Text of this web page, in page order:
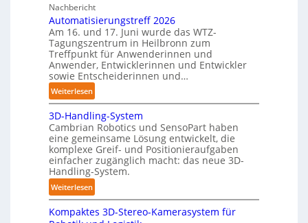
C
o
b
o
t
d
i
g
e
P
o
l
y
m
e
r
l
a
g
e
Nachbericht
Automatisierungstreff 2026
Am 16. und 17. Juni wurde das WTZ-
Tagungszentrum in Heilbronn zum
Treffpunkt für Anwenderinnen und
Anwender, Entwicklerinnen und Entwickler
sowie Entscheiderinnen und…
Weiterlesen:
A
u
t
o
m
a
t
i
s
i
3D-Handling-System
Cambrian Robotics und SensoPart haben
eine gemeinsame Lösung entwickelt, die
komplexe Greif- und Positionieraufgaben
einfacher zugänglich macht: das neue 3D-
Handling-System.
Weiterlesen:
3
D
Kompaktes 3D-Stereo-Kamerasystem für